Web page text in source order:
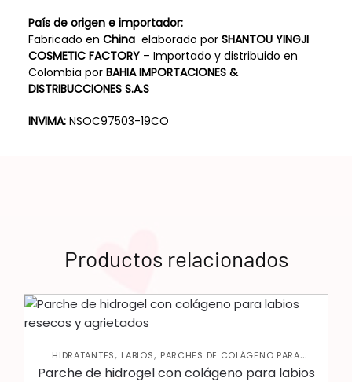
País de origen e importador:
Fabricado en Chinaelaborado por SHANTOU YINGJI
COSMETIC FACTORY– Importado y distribuido en
Colombia por BAHIA IMPORTACIONES &
DISTRIBUCCIONES S.A.S
INVIMA:NSOC97503-19CO
Productos relacionados
HIDRATANTES, LABIOS, PARCHES DE COLÁGENO PARA
LABIOS,SKIN CARE FACIAL
Parche de hidrogel con colágeno para labios